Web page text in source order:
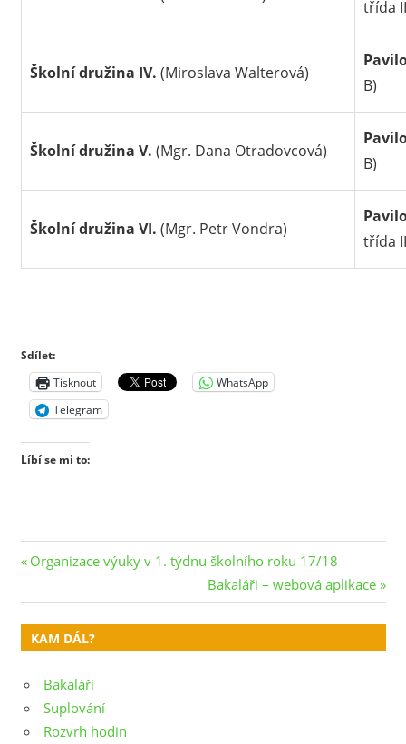
třída
Školní družina IV. (Miroslava Walterová)
B)
Školní družina V. (Mgr. Dana Otradovcová)
B)
Školní družina VI. (Mgr. Petr Vondra)
třída
Sdílet:
Tisknout
WhatsApp
Telegram
Líbí se mi to:
Navigace
pro
příspěvek
Previous
Organizace výuky v 1. týdnu školního roku 17/18
Next
Post:
Bakaláři – webová aplikace
KAM DÁL?
Bakaláři
Suplování
Rozvrh hodin